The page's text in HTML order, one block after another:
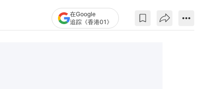
在Google
追踪《香港01》